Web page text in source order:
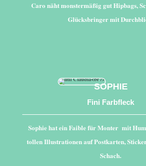
Caro näht monstermäßig gut Hipbags,
Glücksbringer mit
SOPHIE
Fini Farbfleck
Sophie hat ein Faible für Monter mit
tollen Illustrationen auf Postkarten,
Schach.